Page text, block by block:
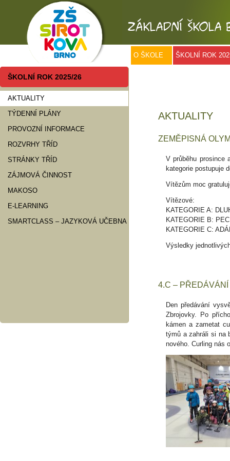
O ŠKOLE ŠKOLNÍ ROK
ŠKOLNÍ ROK 2025/26
AKTUALITY
TÝDENNÍ PLÁNY
PROVOZNÍ INFORMACE
ROZVRHY TŘÍD
STRÁNKY TŘÍD
ZÁJMOVÁ ČINNOST
MAKOSO
E-LEARNING
SMARTCLASS – JAZYKOVÁ UČEBNA
AKTUALITY
ZEMĚPISNÁ
V průběhu prosince
kategorie postupuje
Vítězům moc
Vítězové:
KATEGORIE A:
KATEGORIE B:
KATEGORIE C:
Výsledky
4.C –
Den předávání
Zbrojovky. Po
kámen a zametat
týmů a zahráli si na
nového. Curling nás